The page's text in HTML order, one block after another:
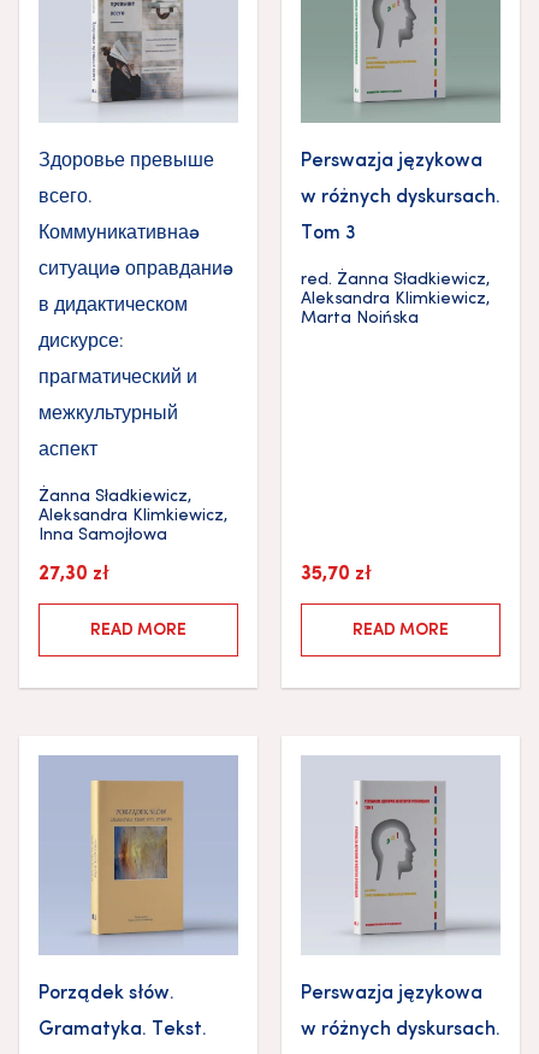
Здоровье превыше
всего.
Коммуникативная
ситуация оправдания
в дидактическом
дискурсе:
прагматический и
межкультурный
аспект
Żanna Sładkiewicz,
Aleksandra Klimkiewicz,
Inna Samojłowa
27,30 zł
READ MORE
Perswazja językowa
w różnych dyskursach.
Tom 3
red. Żanna Sładkiewicz,
Aleksandra Klimkiewicz,
Marta Noińska
35,70 zł
READ MORE
Porządek słów.
Gramatyka. Tekst.
Perswazja językowa
w różnych dyskursach.